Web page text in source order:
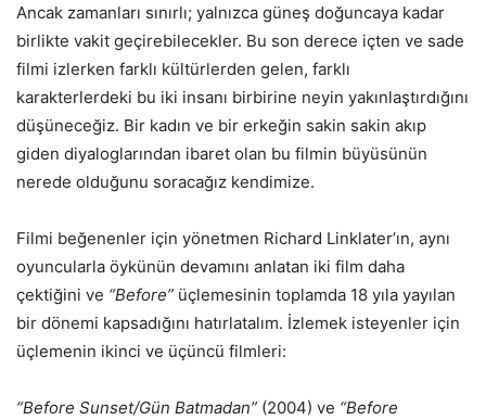
Ancak zamanları sınırlı; yalnızca güneş doğuncaya kadar
birlikte vakit geçirebilecekler. Bu son derece içten ve sade
filmi izlerken farklı kültürlerden gelen, farklı
karakterlerdeki bu iki insanı birbirine neyin yakınlaştırdığını
düşüneceğiz. Bir kadın ve bir erkeğin sakin sakin akıp
giden diyaloglarından ibaret olan bu filmin büyüsünün
nerede olduğunu soracağız kendimize.
Filmi beğenenler için yönetmen Richard Linklater’ın, aynı
oyuncularla öykünün devamını anlatan iki film daha
çektiğini ve “Before” üçlemesinin toplamda 18 yıla yayılan
bir dönemi kapsadığını hatırlatalım. İzlemek isteyenler için
üçlemenin ikinci ve üçüncü filmleri:
“Before Sunset/Gün Batmadan” (2004) ve “Before